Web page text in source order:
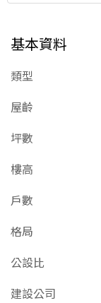
基本資料
類型
屋齡
坪數
樓高
戶數
格局
公設比
建設公司